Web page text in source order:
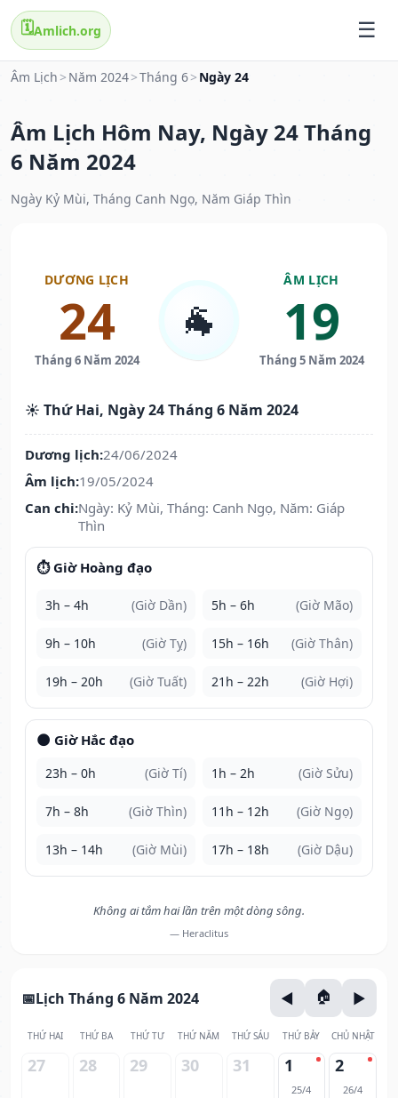
🗓️Amlich.org
Âm Lịch > Năm 2024>Tháng 6> Ngày 24
Âm Lịch Hôm Nay, Ngày 24 Tháng
6 Năm 2024
Ngày Kỷ Mùi, Tháng Canh Ngọ, Năm Giáp Thìn
DƯƠNG LỊCH
24
Tháng 6 Năm 2024
🐐
ÂM LỊCH
19
Tháng 5 Năm 2024
☀️ Thứ Hai, Ngày 24 Tháng 6 Năm 2024
Dương lịch:24/06/2024
Âm lịch:19/05/2024
Can chi:Ngày: Kỷ Mùi, Tháng: Canh Ngọ, Năm: Giáp
Thìn
⏱️ Giờ Hoàng đạo
3h – 4h (Giờ Dần) 5h – 6h (Giờ Mão)
9h – 10h (Giờ Tỵ) 15h – 16h (Giờ Thân)
19h – 20h (Giờ Tuất) 21h – 22h (Giờ Hợi)
🌑 Giờ Hắc đạo
23h – 0h (Giờ Tí) 1h – 2h (Giờ Sửu)
7h – 8h (Giờ Thìn) 11h – 12h (Giờ Ngọ)
13h – 14h (Giờ Mùi) 17h – 18h (Giờ Dậu)
Không ai tắm hai lần trên một dòng sông.
— Heraclitus
Lịch Tháng 6 Năm 2024
THỨ HAI THỨ BA THỨ TƯ THỨ NĂM THỨ SÁU THỨ BẢY CHỦ NHẬT
27 28 29 30 31 1
25/4
2
26/4